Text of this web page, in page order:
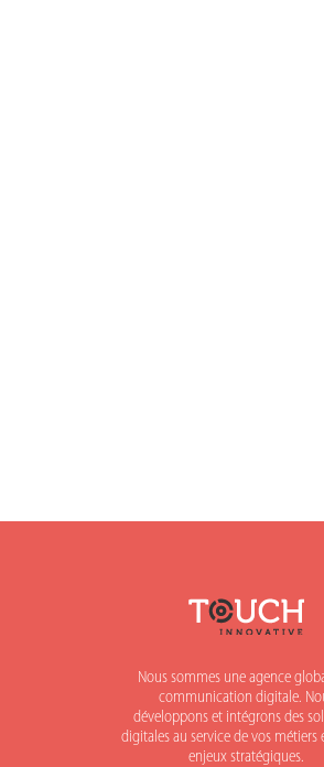
Nous sommes une agence
communication digitale.
développons et intégrons des
digitales au service de vos métiers
enjeux stratégiques.